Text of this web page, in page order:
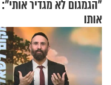
"הגמגום לא מגדיר
אותו